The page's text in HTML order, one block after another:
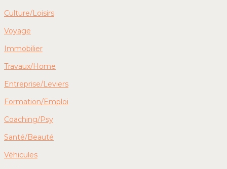
Culture/Loisirs
Voyage
Immobilier
Travaux/Home
Entreprise/Leviers
Formation/Emploi
Coaching/Psy
Santé/Beauté
Véhicules